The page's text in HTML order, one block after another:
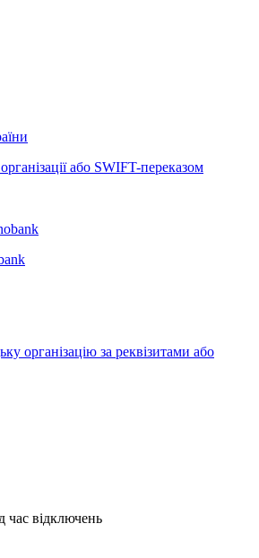
або SWIFT-переказом
організацію за реквізитами або
час відключень